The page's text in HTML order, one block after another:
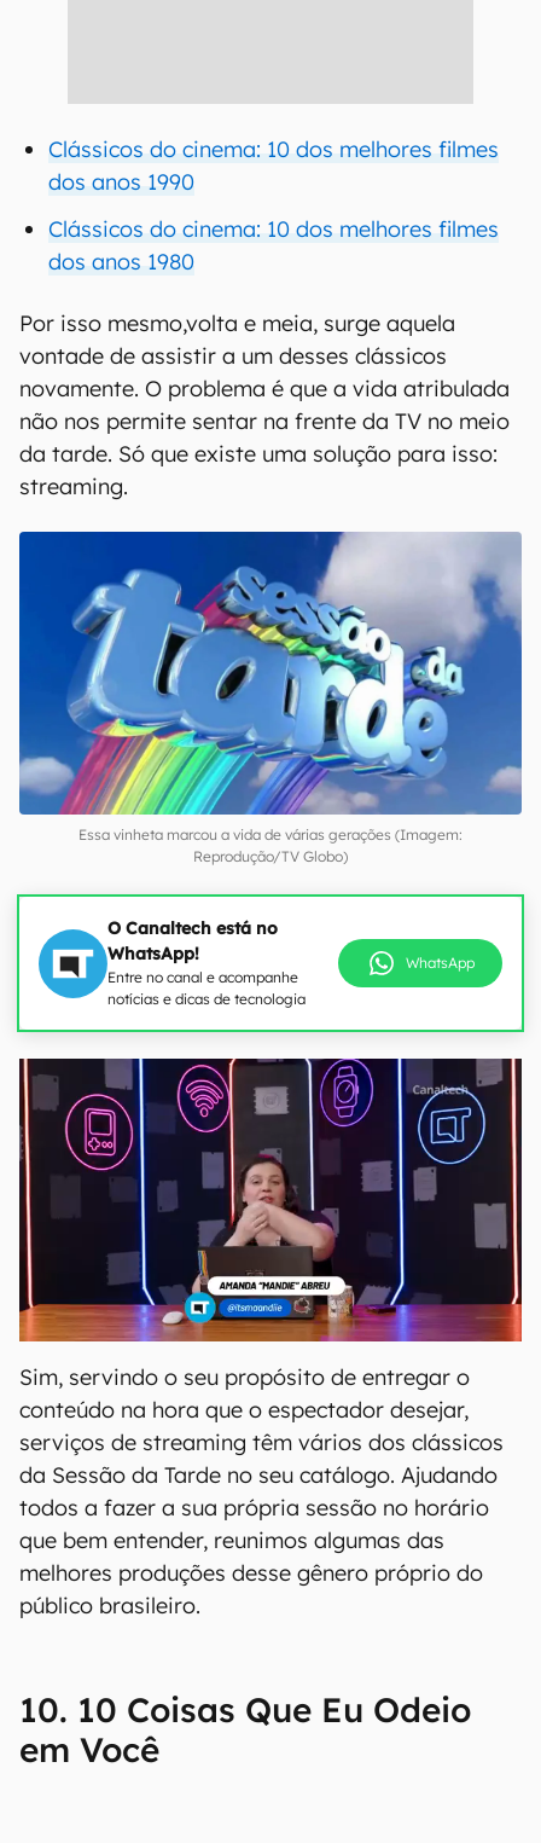
Clássicos do cinema: 10 dos melhores filmes
dos anos 1990
Clássicos do cinema: 10 dos melhores filmes
dos anos 1980
Por isso mesmo,volta e meia, surge aquela
vontade de assistir a um desses clássicos
novamente. O problema é que a vida atribulada
não nos permite sentar na frente da TV no meio
da tarde. Só que existe uma solução para isso:
streaming.
Essa vinheta marcou a vida de várias gerações (Imagem:
Reprodução/TV Globo)
O Canaltech está no
WhatsApp!
Entre no canal e acompanhe
notícias e dicas de tecnologia
WhatsApp
Sim, servindo o seu propósito de entregar o
conteúdo na hora que o espectador desejar,
serviços de streaming têm vários dos clássicos
da Sessão da Tarde no seu catálogo. Ajudando
todos a fazer a sua própria sessão no horário
que bem entender, reunimos algumas das
melhores produções desse gênero próprio do
público brasileiro.
10. 10 Coisas Que Eu Odeio
em Você